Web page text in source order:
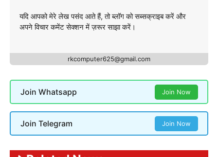
यदि आपको मेरे लेख पसंद आते हैं, तो ब्लॉग को सब्सक्राइब करें और
अपने विचार कमेंट सेक्शन में ज़रूर साझा करें।
rkcomputer625@gmail.com
Join Whatsapp Join Now
Join Telegram Join Now